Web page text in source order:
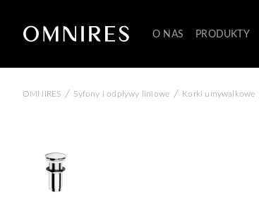
O NAS PRODUKTY
OMNIRES / Syfony i odpływy liniowe / Korki umywalkowe